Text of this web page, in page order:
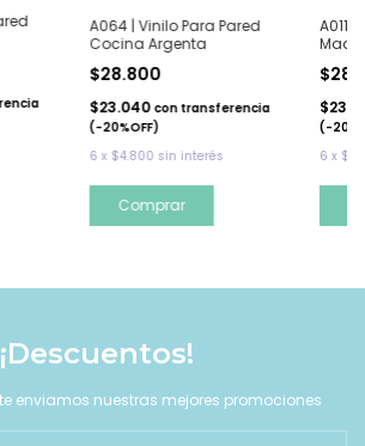
A064 | Vinilo Para Pared
Cocina Argenta
$28.800
$23.040 con transferencia
(-20%OFF)
6 x $4.800 sin interés
Comprar
A011
(-
6 x
¡Descuentos!
enviamos nuestras mejores promociones